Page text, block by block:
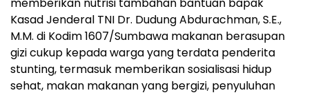
Kasad Jenderal TNI Dr. Dudung Abdurachman, S.E.,
M.M. di Kodim 1607/Sumbawa makanan berasupan
gizi cukup kepada warga yang terdata penderita
stunting, termasuk memberikan sosialisasi hidup
sehat, makan makanan yang bergizi, penyuluhan